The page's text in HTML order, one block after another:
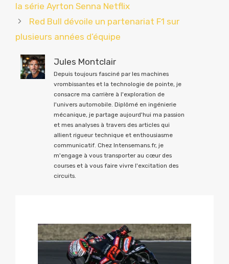
la série Ayrton Senna Netflix
Red Bull dévoile un partenariat F1 sur
plusieurs années d’équipe
Jules Montclair
Depuis toujours fasciné par les machines
vrombissantes et la technologie de pointe, je
consacre ma carrière à l'exploration de
l'univers automobile. Diplômé en ingénierie
mécanique, je partage aujourd'hui ma passion
et mes analyses à travers des articles qui
allient rigueur technique et enthousiasme
communicatif. Chez Intensemans.fr, je
m'engage à vous transporter au cœur des
courses et à vous faire vivre l'excitation des
circuits.